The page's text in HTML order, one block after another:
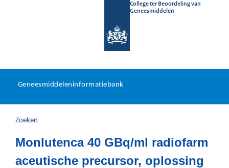
College ter Beoordeling van
Geneesmiddelen
U
hier:
Geneesmiddeleninformatiebank
Zoeken
Monlutenca 40 GBq/ml radiofarm
aceutische precursor, oplossing